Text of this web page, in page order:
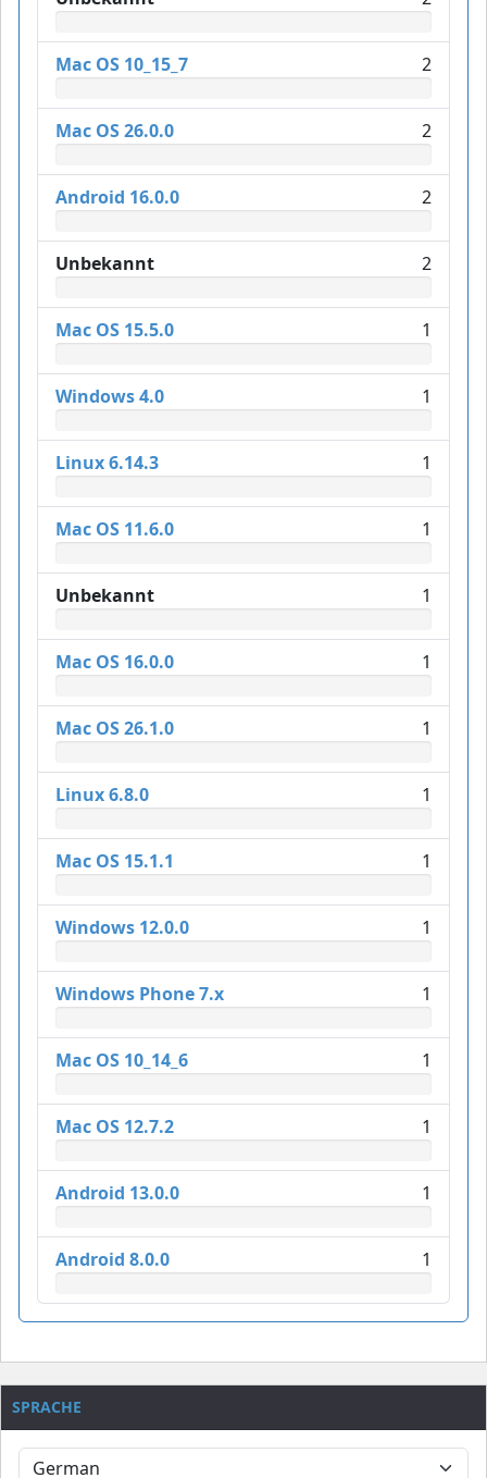
Mac OS 10_15_7 2
Mac OS 26.0.0 2
Android 16.0.0 2
Unbekannt 2
Mac OS 15.5.0 1
Windows 4.0 1
Linux 6.14.3 1
Mac OS 11.6.0 1
Unbekannt 1
Mac OS 16.0.0 1
Mac OS 26.1.0 1
Linux 6.8.0 1
Mac OS 15.1.1 1
Windows 12.0.0 1
Windows Phone 7.x 1
Mac OS 10_14_6 1
Mac OS 12.7.2 1
Android 13.0.0 1
Android 8.0.0 1
SPRACHE